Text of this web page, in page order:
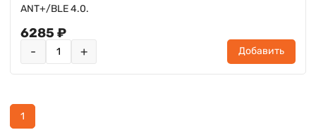
ANT+/BLE 4.0.
6285 ₽
- + Добавить
1